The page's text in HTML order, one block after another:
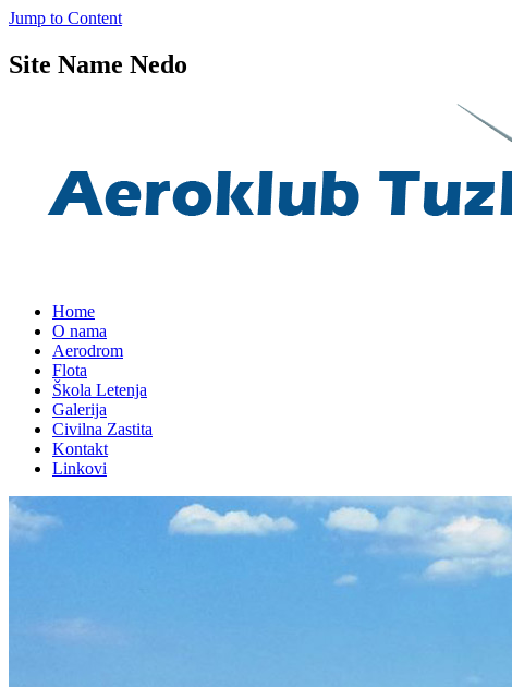
Jump to Content
Site Name Nedo
Home
O nama
Aerodrom
Flota
Škola Letenja
Galerija
Civilna Zastita
Kontakt
Linkovi